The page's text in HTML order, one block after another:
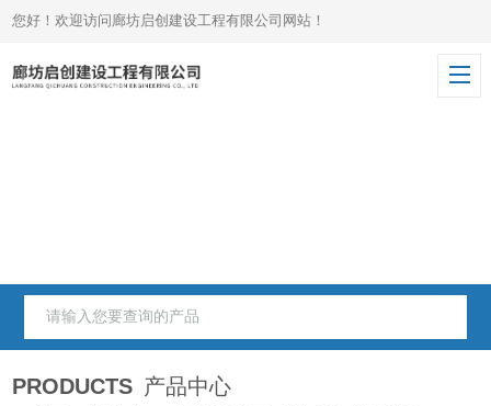
您好！欢迎访问廊坊启创建设工程有限公司网站！
PRODUCTS 产品中心